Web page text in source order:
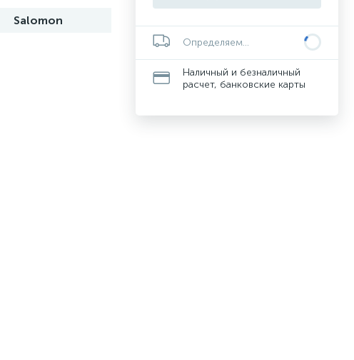
Salomon
Определяем...
Наличный и безналичный
расчет, банковские карты